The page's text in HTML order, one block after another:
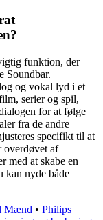
funktion, der
Soundbar.
og vokal lyd i et
serier og spil,
for at følge
fra de andre
specifikt til at
overdøvet af
med at skabe en
kan nyde både
Mænd • Philips